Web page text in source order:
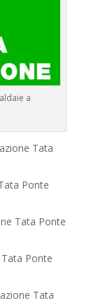
a
Tata
Ponte
Tata Ponte
Ponte
Tata